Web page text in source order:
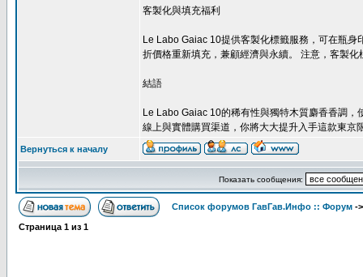
客製化與填充福利
Le Labo Gaiac 10提供客製化標籤服務，可在瓶
折價格重新填充，兼顧經濟與永續。 注意，客製
結語
Le Labo Gaiac 10的稀有性與獨特木質麝香香調，
線上與實體購買渠道，你將大大提升入手這款東京
Вернуться к началу
Показать сообщения:
Список форумов ГавГав.Инфо :: Форум -
Страница 1 из 1